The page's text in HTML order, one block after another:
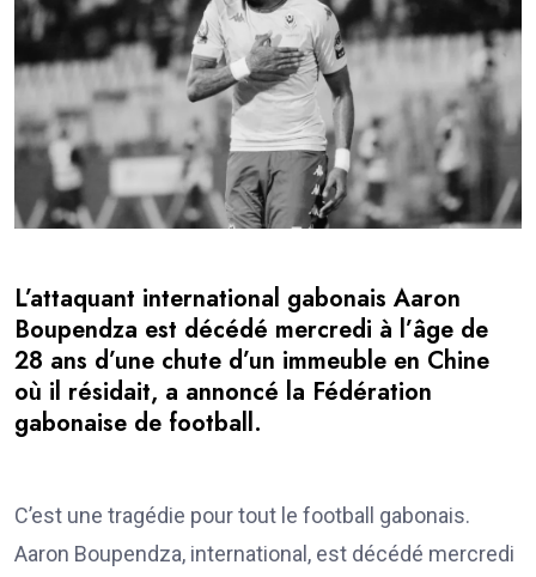
L’attaquant international gabonais Aaron
Boupendza est décédé mercredi à l’âge de
28 ans d’une chute d’un immeuble en Chine
où il résidait, a annoncé la Fédération
gabonaise de football.
C’est une tragédie pour tout le football gabonais.
Aaron Boupendza, international, est décédé mercredi